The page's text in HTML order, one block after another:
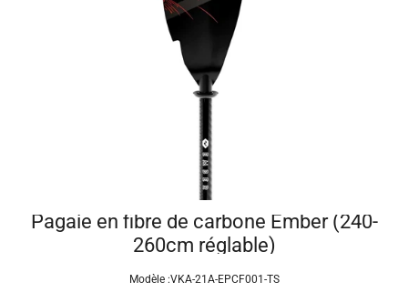
Pagaie en fibre de carbone Ember (240-
260cm réglable)
Modèle :VKA-21A-EPCF001-TS